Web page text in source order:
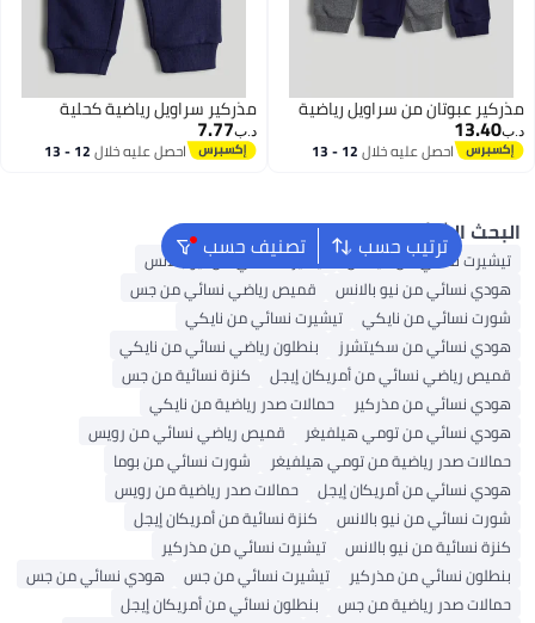
من سراويل رياضية
احصل عليه خلال 12 - 13
مذركير سراويل رياضية كحلية
7.77
احصل عليه خلال 12 - 13
ترتيب حسب تصنيف حسب نسائي من أديداس
تيشيرت نسائي من نيو بالانس
من نيو بالانس
قميص رياضي نسائي من جس
من نايكي
تيشيرت نسائي من نايكي
من سكيتشرز
بنطلون رياضي نسائي من نايكي
نسائي من أمريكان إيجل
كنزة نسائية من جس
من مذركير
حمالات صدر رياضية من نايكي
من تومي هيلفيغر
قميص رياضي نسائي من رويس
صدر رياضية من تومي هيلفيغر
شورت نسائي من بوما
من أمريكان إيجل
حمالات صدر رياضية من رويس
من نيو بالانس
كنزة نسائية من أمريكان إيجل
من نيو بالانس
تيشيرت نسائي من مذركير
نسائي من مذركير
تيشيرت نسائي من جس
هودي نسائي من جس
صدر رياضية من جس
بنطلون نسائي من أمريكان إيجل